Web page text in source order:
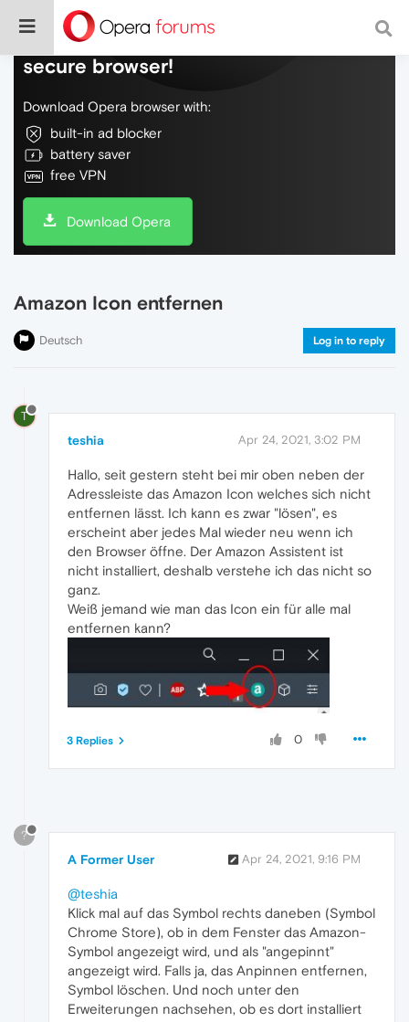
Do more on the web, with a fast and
secure browser!
Download Opera browser with:
built-in ad blocker
battery saver
free VPN
Download Opera
Amazon Icon entfernen
Deutsch Log in to reply
T
teshia Apr 24, 2021, 3:02 PM
Hallo, seit gestern steht bei mir oben neben der
Adressleiste das Amazon Icon welches sich nicht
entfernen lässt. Ich kann es zwar "lösen", es
erscheint aber jedes Mal wieder neu wenn ich
den Browser öffne. Der Amazon Assistent ist
nicht installiert, deshalb verstehe ich das nicht so
ganz.
Weiß jemand wie man das Icon ein für alle mal
entfernen kann?
0
3 Replies
?
A Former User Apr 24, 2021, 9:16 PM
@teshia
Klick mal auf das Symbol rechts daneben (Symbol
Chrome Store), ob in dem Fenster das Amazon-
Symbol angezeigt wird, und als "angepinnt"
angezeigt wird. Falls ja, das Anpinnen entfernen,
Symbol löschen. Und noch unter den
Erweiterungen nachsehen, ob es dort installiert